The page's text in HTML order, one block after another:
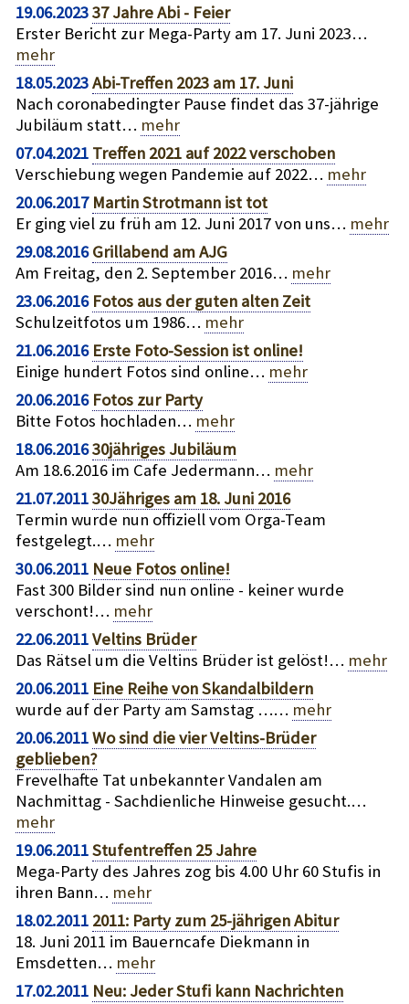
19.06.202337 Jahre Abi - Feier
Erster Bericht zur Mega-Party am 17. Juni 2023…
mehr
18.05.2023Abi-Treffen 2023 am 17. Juni
Nach coronabedingter Pause findet das 37-jährige
Jubiläum statt… mehr
07.04.2021 Treffen 2021 auf 2022 verschoben
Verschiebung wegen Pandemie auf 2022… mehr
20.06.2017 Martin Strotmann ist tot
Er ging viel zu früh am 12. Juni 2017 von uns… mehr
29.08.2016Grillabend am AJG
Am Freitag, den 2. September 2016… mehr
23.06.2016 Fotos aus der guten alten Zeit
Schulzeitfotos um 1986… mehr
21.06.2016 Erste Foto-Session ist online!
Einige hundert Fotos sind online… mehr
20.06.2016 Fotos zur Party
Bitte Fotos hochladen… mehr
18.06.201630jähriges Jubiläum
Am 18.6.2016 im Cafe Jedermann… mehr
21.07.201130Jähriges am 18. Juni 2016
Termin wurde nun offiziell vom Orga-Team
festgelegt.… mehr
30.06.2011 Neue Fotos online!
Fast 300 Bilder sind nun online - keiner wurde
verschont!… mehr
22.06.2011Veltins Brüder
Das Rätsel um die Veltins Brüder ist gelöst!… mehr
20.06.2011 Eine Reihe von Skandalbildern
wurde auf der Party am Samstag …… mehr
20.06.2011Wo sind die vier Veltins-Brüder
geblieben?
Frevelhafte Tat unbekannter Vandalen am
Nachmittag - Sachdienliche Hinweise gesucht.…
mehr
19.06.2011Stufentreffen 25 Jahre
Mega-Party des Jahres zog bis 4.00 Uhr 60 Stufis in
ihren Bann… mehr
18.02.2011 2011: Party zum 25-jährigen Abitur
18. Juni 2011 im Bauerncafe Diekmann in
Emsdetten… mehr
17.02.2011 Neu: Jeder Stufi kann Nachrichten